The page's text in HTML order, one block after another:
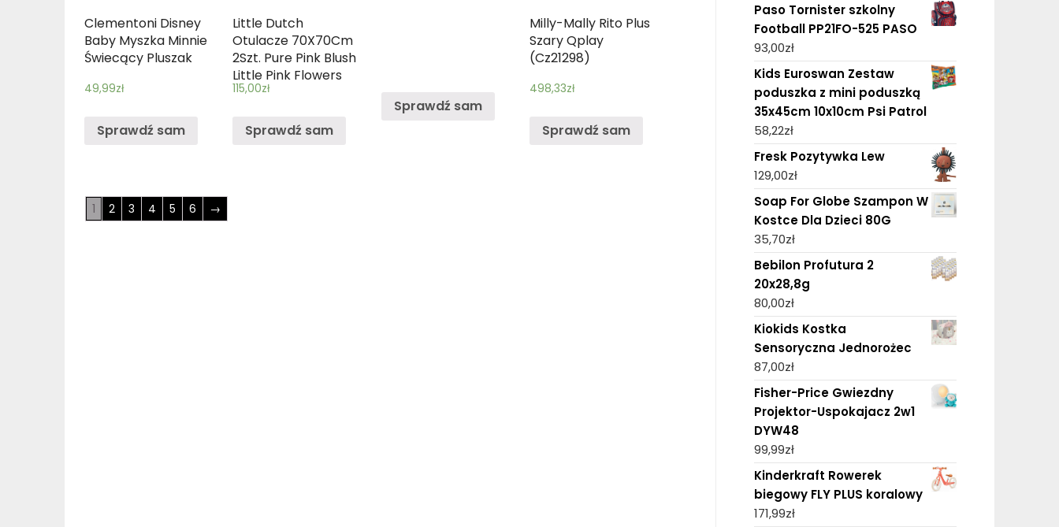
Clementoni Disney
Baby Myszka Minnie
Świecący Pluszak
49,99zł
Sprawdź sam
Little Dutch
Otulacze 70X70Cm
2Szt. Pure Pink Blush
Little Pink Flowers
115,00zł
Sprawdź sam
Sprawdź sam
Milly-Mally Rito Plus
Szary Qplay
(Cz21298)
498,33zł
Sprawdź sam
1 2 3 4 5 6 →
Paso Tornister szkolny
Football PP21FO-525 PASO
93,00zł
Kids Euroswan Zestaw
poduszka z mini poduszką
35x45cm 10x10cm Psi Patrol
58,22zł
Fresk Pozytywka Lew
129,00zł
Soap For Globe Szampon W
Kostce Dla Dzieci 80G
35,70zł
Bebilon Profutura 2
20x28,8g
80,00zł
Kiokids Kostka
Sensoryczna Jednorożec
87,00zł
Fisher-Price Gwiezdny
Projektor-Uspokajacz 2w1
DYW48
99,99zł
Kinderkraft Rowerek
biegowy FLY PLUS koralowy
171,99zł